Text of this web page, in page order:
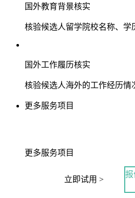
国外教育背景核实
核验候选人留学院校名称、学
国外工作履历核实
核验候选人海外的工作经历情
更多服务项目
更多服务项目
立即试用 >
报